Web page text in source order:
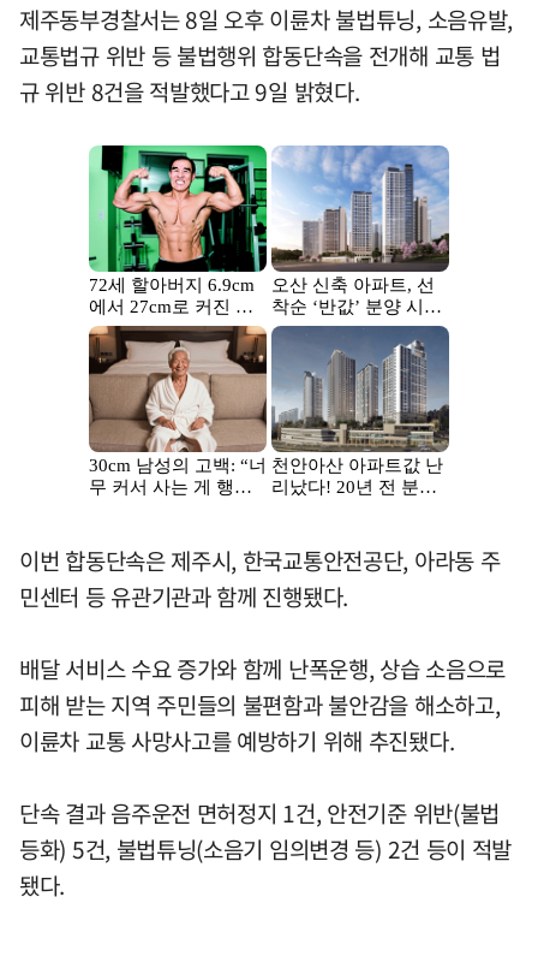
제주동부경찰서는 8일 오후 이륜차 불법튜닝, 소음유발,
교통법규 위반 등 불법행위 합동단속을 전개해 교통 법
규 위반 8건을 적발했다고 9일 밝혔다.
이번 합동단속은 제주시, 한국교통안전공단, 아라동 주
민센터 등 유관기관과 함께 진행됐다.
배달 서비스 수요 증가와 함께 난폭운행, 상습 소음으로
피해 받는 지역 주민들의 불편함과 불안감을 해소하고,
이륜차 교통 사망사고를 예방하기 위해 추진됐다.
단속 결과 음주운전 면허정지 1건, 안전기준 위반(불법
등화) 5건, 불법튜닝(소음기 임의변경 등) 2건 등이 적발
됐다.